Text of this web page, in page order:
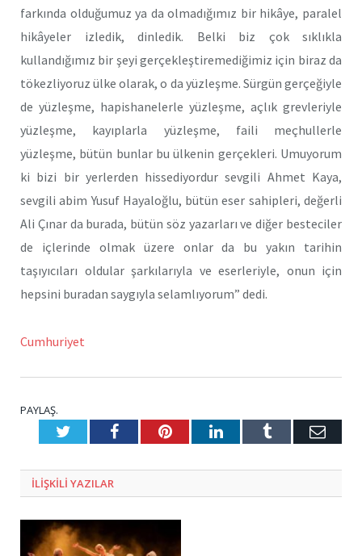
farkında olduğumuz ya da olmadığımız bir hikâye, paralel
hikâyeler izledik, dinledik. Belki biz çok sıklıkla
kullandığımız bir şeyi gerçekleştiremediğimiz için biraz da
tökezliyoruz ülke olarak, o da yüzleşme. Sürgün gerçeğiyle
de yüzleşme, hapishanelerle yüzleşme, açlık grevleriyle
yüzleşme, kayıplarla yüzleşme, faili meçhullerle
yüzleşme, bütün bunlar bu ülkenin gerçekleri. Umuyorum
ki bizi bir yerlerden hissediyordur sevgili Ahmet Kaya,
sevgili abim Yusuf Hayaloğlu, bütün eser sahipleri, değerli
Ali Çınar da burada, bütün söz yazarları ve diğer besteciler
de içlerinde olmak üzere onlar da bu yakın tarihin
taşıyıcıları oldular şarkılarıyla ve eserleriyle, onun için
hepsini buradan saygıyla selamlıyorum” dedi.
Cumhuriyet
PAYLAŞ.
TwitterFacebookPinterestLinkedInTumblr E-
ILIŞKILI YAZILAR